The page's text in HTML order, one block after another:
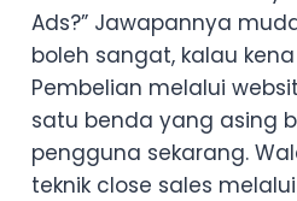
Ads?” Jawapannya
boleh sangat, kalau
Pembelian melalui
satu benda yang asing
pengguna sekarang.
teknik close sales